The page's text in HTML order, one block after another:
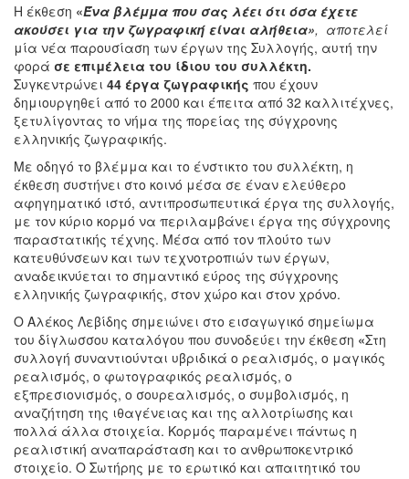
Η έκθεση «Ένα βλέμμα που σας λέει ότι όσα έχετε
ακούσει για την ζωγραφική είναι αλήθεια», αποτελεί
μία νέα παρουσίαση των έργων της Συλλογής, αυτή την
φορά σε επιμέλεια του ίδιου του συλλέκτη.
Συγκεντρώνει 44 έργα ζωγραφικής που έχουν
δημιουργηθεί από το 2000 και έπειτα από 32 καλλιτέχνες,
ξετυλίγοντας το νήμα της πορείας της σύγχρονης
ελληνικής ζωγραφικής.
Με οδηγό το βλέμμα και το ένστικτο του συλλέκτη, η
έκθεση συστήνει στο κοινό μέσα σε έναν ελεύθερο
αφηγηματικό ιστό, αντιπροσωπευτικά έργα της συλλογής,
με τον κύριο κορμό να περιλαμβάνει έργα της σύγχρονης
παραστατικής τέχνης. Μέσα από τον πλούτο των
κατευθύνσεων και των τεχνοτροπιών των έργων,
αναδεικνύεται το σημαντικό εύρος της σύγχρονης
ελληνικής ζωγραφικής, στον χώρο και στον χρόνο.
Ο Αλέκος Λεβίδης σημειώνει στο εισαγωγικό σημείωμα
του δίγλωσσου καταλόγου που συνοδεύει την έκθεση «Στη
συλλογή συναντιούνται υβριδικά ο ρεαλισμός, ο μαγικός
ρεαλισμός, ο φωτογραφικός ρεαλισμός, ο
εξπρεσιονισμός, ο σουρεαλισμός, ο συμβολισμός, η
αναζήτηση της ιθαγένειας και της αλλοτρίωσης και
πολλά άλλα στοιχεία. Κορμός παραμένει πάντως η
ρεαλιστική αναπαράσταση και το ανθρωποκεντρικό
στοιχείο. Ο Σωτήρης με το ερωτικό και απαιτητικό του